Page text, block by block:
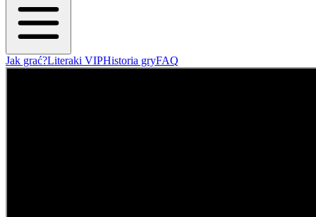
Jak grać?Literaki VIPHistoria gryFAQ